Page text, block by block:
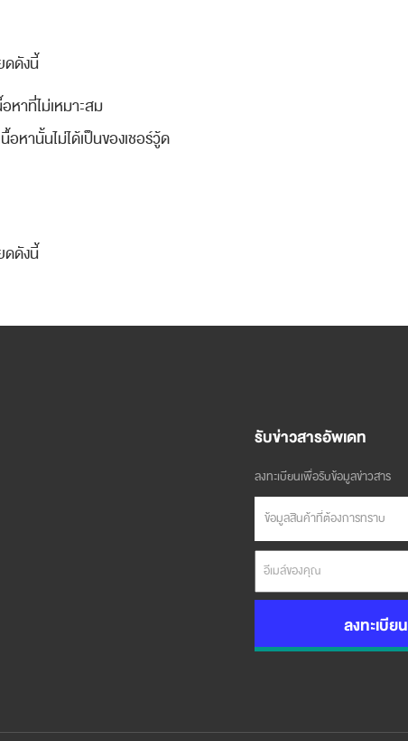
ดดังนี้
หาที่ไม่เหมาะสม
อหานั้นไม่ได้เป็นของเชอร์วู้ด
ดดังนี้
รับข่าวสารอัพเดท
ลงทะเบียนเพื่อรับข้อมูลข่าวสาร
ข้อมูลสินค้าที่ต้องการทราบ
ลงทะเบียน